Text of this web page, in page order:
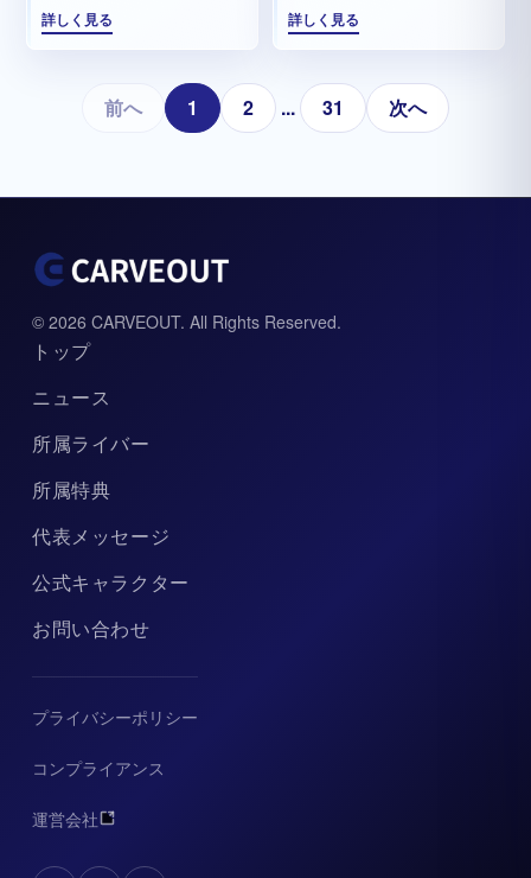
詳しく見る 詳しく見る
前へ 1 2 ... 31 次へ
© 2026 CARVEOUT. All Rights Reserved.
トップ
ニュース
所属ライバー
所属特典
代表メッセージ
公式キャラクター
お問い合わせ
プライバシーポリシー
コンプライアンス
運営会社